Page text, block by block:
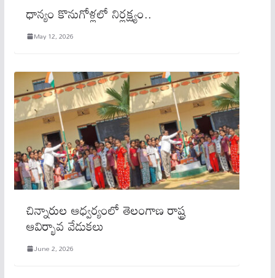
ధాన్యం కొనుగోళ్లలో నిర్లక్ష్యం..
May 12, 2026
చిన్నారుల ఆధ్వర్యంలో తెలంగాణ రాష్ట్ర
ఆవిర్భావ వేడుకలు
June 2, 2026